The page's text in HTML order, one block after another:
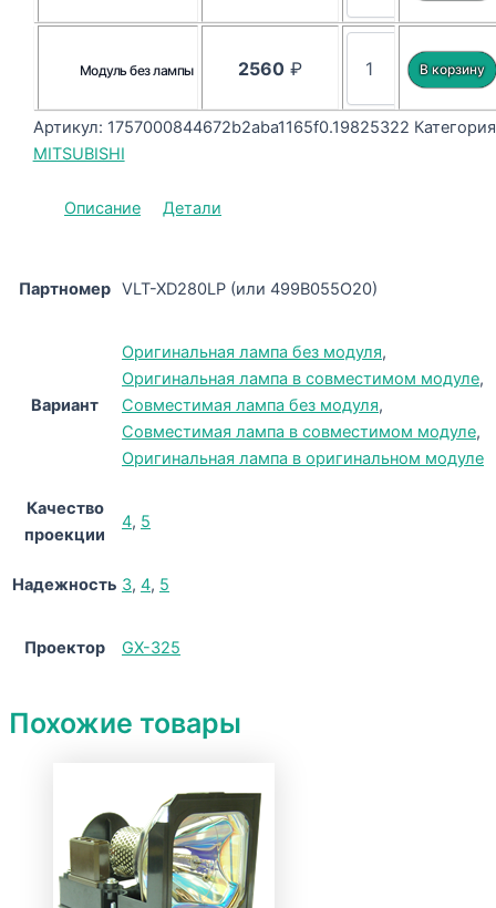
Модуль без лампы 2560₽
Артикул: 1757000844672b2aba1165f0.19825322
MITSUBISHI
Описание Детали
Партномер VLT-XD280LP (или 499B055O20)
Вариант
Оригинальная лампа без модуля,
Оригинальная лампа в совместимом модуле,
Совместимая лампа без модуля,
Совместимая лампа в совместимом модуле,
Оригинальная лампа в оригинальном модуле
Качество
проекции
4, 5
Надежность 3, 4, 5
Проектор GX-325
Похожие товары